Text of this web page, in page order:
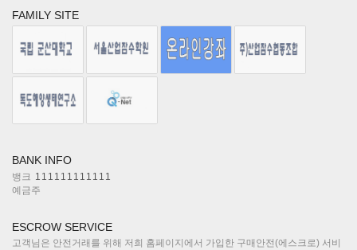
FAMILY SITE
BANK INFO
뱅크 111111111111
예금주
ESCROW SERVICE
고객님은 안전거래를 위해 저희 홈페이지에서 가입한 구매안전(에스크로) 서비